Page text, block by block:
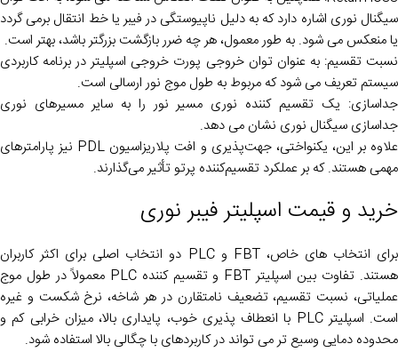
سیگنال نوری اشاره دارد که به دلیل ناپیوستگی در فیبر یا خط انتقال برمی گردد
یا منعکس می شود. به طور معمول، هر چه ضرر بازگشت بزرگتر باشد، بهتر است.
نسبت تقسیم: به عنوان توان خروجی پورت خروجی اسپلیتر در برنامه کاربردی
سیستم تعریف می شود که مربوط به طول موج نور ارسالی است.
جداسازی: یک تقسیم کننده نوری مسیر نور را به سایر مسیرهای نوری
جداسازی سیگنال نوری نشان می دهد.
علاوه بر این، یکنواختی، جهت‌پذیری و افت پلاریزاسیون PDL نیز پارامترهای
مهمی هستند. که بر عملکرد تقسیم‌کننده پرتو تأثیر می‌گذارند.
خرید و قیمت اسپلیتر فیبر نوری
برای انتخاب های خاص، FBT و PLC دو انتخاب اصلی برای اکثر کاربران
هستند. تفاوت بین اسپلیتر FBT و تقسیم کننده PLC معمولاً در طول موج
عملیاتی، نسبت تقسیم، تضعیف نامتقارن در هر شاخه، نرخ شکست و غیره
است. اسپلیتر PLC با انعطاف پذیری خوب، پایداری بالا، میزان خرابی کم و
محدوده دمایی وسیع تر می تواند در کاربردهای با چگالی بالا استفاده شود.